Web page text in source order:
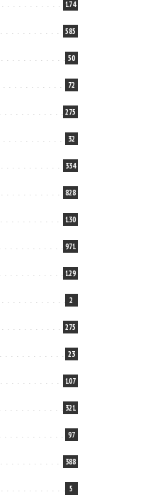
174
585
50
72
275
32
334
828
130
971
129
2
275
23
107
321
97
388
5